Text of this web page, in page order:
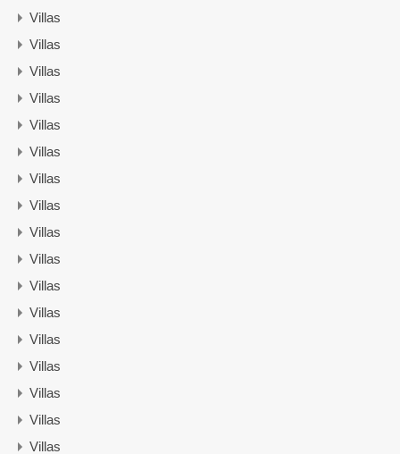
Villas
Villas
Villas
Villas
Villas
Villas
Villas
Villas
Villas
Villas
Villas
Villas
Villas
Villas
Villas
Villas
Villas